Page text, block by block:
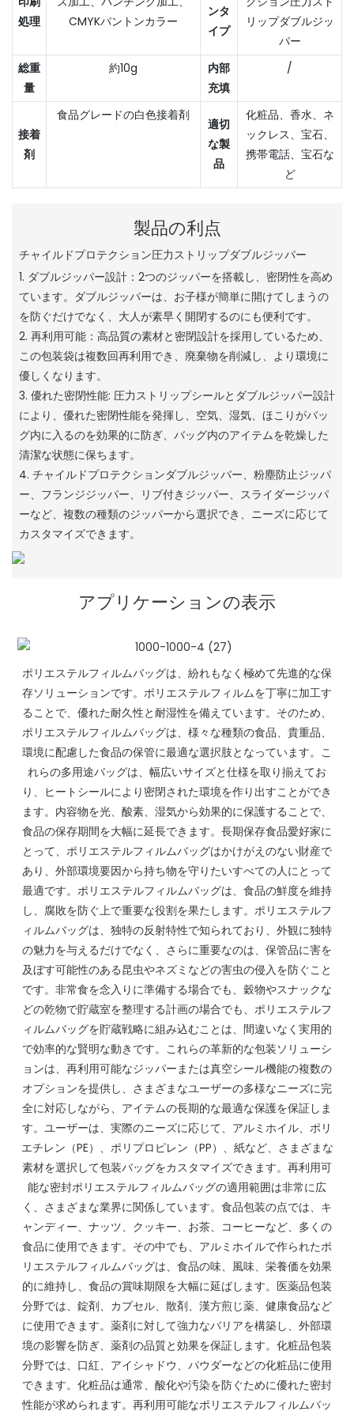
処理
CMYKパントンカラー
ンタ
イプ
リップダブルジッ
パー
総重
量
約10g
内部
充填
/
接着
剤
食品グレードの白色接着剤
適切
な製
品
化粧品、香水、ネ
ックレス、宝石、
携帯電話、宝石な
ど
製品の利点
チャイルドプロテクション圧力ストリップダブルジッパー
1. ダブルジッパー設計：2つのジッパーを搭載し、密閉性を高め
ています。ダブルジッパーは、お子様が簡単に開けてしまうの
を防ぐだけでなく、大人が素早く開閉するのにも便利です。
2. 再利用可能：高品質の素材と密閉設計を採用しているため、
この包装袋は複数回再利用でき、廃棄物を削減し、より環境に
優しくなります。
3. 優れた密閉性能: 圧力ストリップシールとダブルジッパー設計
により、優れた密閉性能を発揮し、空気、湿気、ほこりがバッ
グ内に入るのを効果的に防ぎ、バッグ内のアイテムを乾燥した
清潔な状態に保ちます。
4. チャイルドプロテクションダブルジッパー、粉塵防止ジッパ
ー、フランジジッパー、リブ付きジッパー、スライダージッパ
ーなど、複数の種類のジッパーから選択でき、ニーズに応じて
カスタマイズできます。
アプリケーションの表示
ポリエステルフィルムバッグは、紛れもなく極めて先進的な保
存ソリューションです。ポリエステルフィルムを丁寧に加工す
ることで、優れた耐久性と耐湿性を備えています。そのため、
ポリエステルフィルムバッグは、様々な種類の食品、貴重品、
環境に配慮した食品の保管に最適な選択肢となっています。こ
れらの多用途バッグは、幅広いサイズと仕様を取り揃えてお
り、ヒートシールにより密閉された環境を作り出すことができ
ます。内容物を光、酸素、湿気から効果的に保護することで、
食品の保存期間を大幅に延長できます。長期保存食品愛好家に
とって、ポリエステルフィルムバッグはかけがえのない財産で
あり、外部環境要因から持ち物を守りたいすべての人にとって
最適です。ポリエステルフィルムバッグは、食品の鮮度を維持
し、腐敗を防ぐ上で重要な役割を果たします。ポリエステルフ
ィルムバッグは、独特の反射特性で知られており、外観に独特
の魅力を与えるだけでなく、さらに重要なのは、保管品に害を
及ぼす可能性のある昆虫やネズミなどの害虫の侵入を防ぐこと
です。非常食を念入りに準備する場合でも、穀物やスナックな
どの乾物で貯蔵室を整理する計画の場合でも、ポリエステルフ
ィルムバッグを貯蔵戦略に組み込むことは、間違いなく実用的
で効率的な賢明な動きです。これらの革新的な包装ソリューシ
ョンは、再利用可能なジッパーまたは真空シール機能の複数の
オプションを提供し、さまざまなユーザーの多様なニーズに完
全に対応しながら、アイテムの長期的な最適な保護を保証しま
す。ユーザーは、実際のニーズに応じて、アルミホイル、ポリ
エチレン（PE）、ポリプロピレン（PP）、紙など、さまざまな
素材を選択して包装バッグをカスタマイズできます。再利用可
能な密封ポリエステルフィルムバッグの適用範囲は非常に広
く、さまざまな業界に関係しています。食品包装の点では、キ
ャンディー、ナッツ、クッキー、お茶、コーヒーなど、多くの
食品に使用できます。その中でも、アルミホイルで作られたポ
リエステルフィルムバッグは、食品の味、風味、栄養価を効果
的に維持し、食品の賞味期限を大幅に延ばします。医薬品包装
分野では、錠剤、カプセル、散剤、漢方煎じ薬、健康食品など
に使用できます。薬剤に対して強力なバリアを構築し、外部環
境の影響を防ぎ、薬剤の品質と効果を保証します。化粧品包装
分野では、口紅、アイシャドウ、パウダーなどの化粧品に使用
できます。化粧品は通常、酸化や汚染を防ぐために優れた密封
性能が求められます。再利用可能なポリエステルフィルムバッ